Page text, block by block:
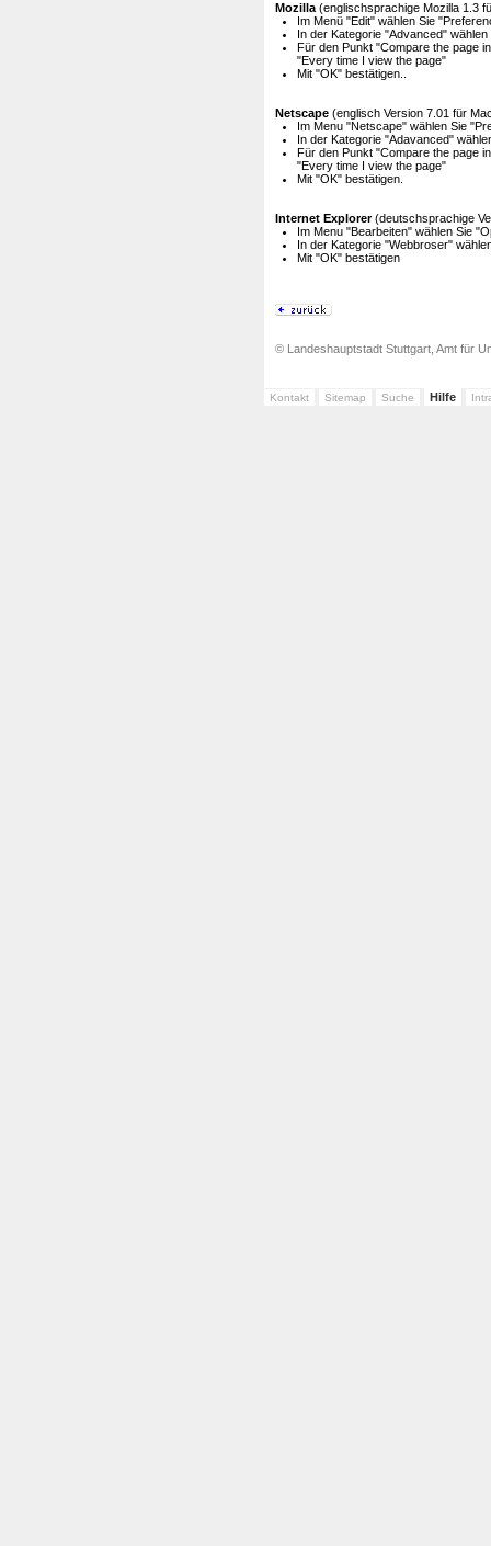
Mozilla (englischsprachige Mozilla 1.3
Im Menü "Edit" wählen Sie
In der Kategorie "Advanced"
Für den Punkt "Compare the page
"Every time I view the page"
Mit "OK" bestätigen..
Netscape (englisch Version 7.01 für
Im Menu "Netscape" wählen Sie
In der Kategorie "Adavanced"
Für den Punkt "Compare the page
"Every time I view the page"
Mit "OK" bestätigen.
Internet Explorer(deutschsprachige
Im Menu "Bearbeiten" wählen Sie
In der Kategorie "Webbroser"
Mit "OK" bestätigen
© Landeshauptstadt Stuttgart, Amt für
Kontakt Sitemap Suche Hilfe